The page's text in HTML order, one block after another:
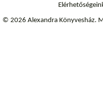
© 2026 Alexandra Könyvesház.